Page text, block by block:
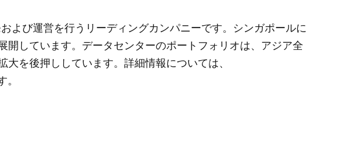
よび運営を行うリーディングカンパニーです。シンガポールに
しています。データセンターのポートフォリオは、アジア全
を後押ししています。詳細情報については、